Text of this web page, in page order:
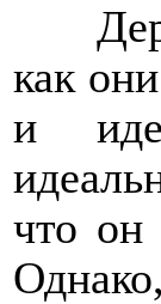
как
и
что он